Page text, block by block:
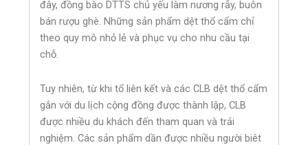
đây, đồng bào DTTS chủ yếu làm nương rẫy, buôn
bán rượu ghè. Những sản phẩm dệt thổ cẩm chỉ
theo quy mô nhỏ lẻ và phục vụ cho nhu cầu tại
chỗ.
Tuy nhiên, từ khi tổ liên kết và các CLB dệt thổ cẩm
gắn với du lịch cộng đồng được thành lập, CLB
được nhiều du khách đến tham quan và trải
nghiệm. Các sản phẩm dần được nhiều người biêt